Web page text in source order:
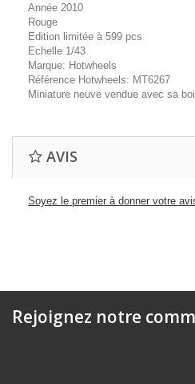
Année 2010
Rouge
Edition limitée à 599 pcs
Echelle 1/43
Marque: Hotwheels
Référence Hotwheels: MT6267
Miniature neuve vendue avec sa
AVIS
Soyez le premier à donner votre
Rejoignez notre